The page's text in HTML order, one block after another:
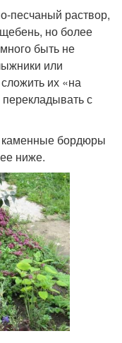
песчаный раствор,
но более
быть не
или
их «на
с
каменные бордюры
ниже.